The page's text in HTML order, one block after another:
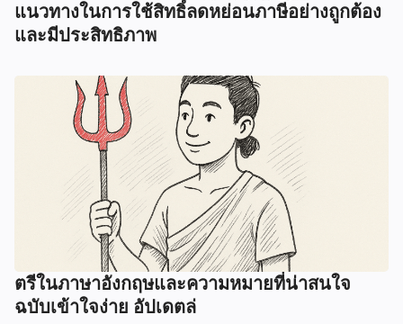
แนวทางในการใช้สิทธิ์ลดหย่อนภาษีอย่างถูกต้อง
และมีประสิทธิภาพ
ตรีในภาษาอังกฤษและความหมายที่น่าสนใจ
ฉบับเข้าใจง่าย อัปเดตล่